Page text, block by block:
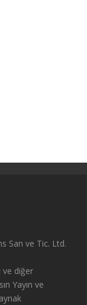
San ve Tic. Ltd.
ve diğer
Yayın ve